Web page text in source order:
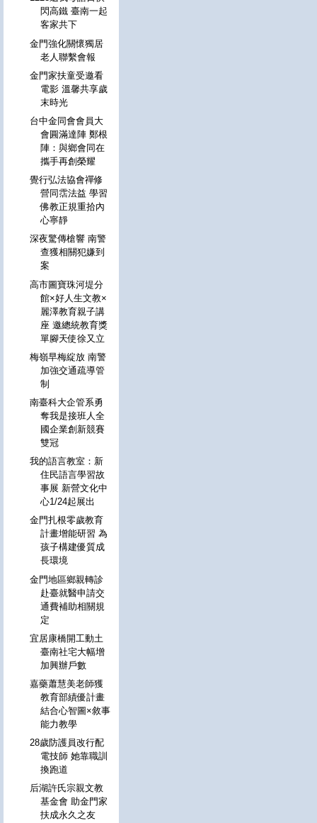
閃高鐵 臺南一起
客家共下
金門強化關懷獨居
老人聯繫會報
金門家扶童受邀看
電影 溫馨共享歲
末時光
台中金同會會員大
會圓滿達陣 鄭根
陣：與鄉會同在
攜手再創榮耀
覺行弘法協會禪修
營同霑法益 學習
佛教正規重拾內
心寧靜
深夜驚傳槍響 南警
查獲相關犯嫌到
案
高市圖寶珠河堤分
館×好人生文教×
麗澤教育親子講
座 邀總統教育獎
單腳天使徐又立
梅嶺早梅綻放 南警
加強交通疏導管
制
南臺科大企管系勇
奪我是接班人全
國企業創新競賽
雙冠
我的語言教室：新
住民語言學習故
事展 新營文化中
心1/24起展出
金門扎根零歲教育
計畫增能研習 為
孩子構建優質成
長環境
金門地區鄉親轉診
赴臺就醫申請交
通費補助相關規
定
宜居康橋開工動土
臺南社宅大幅增
加興辦戶數
嘉藥蕭慧美老師獲
教育部績優計畫
結合心智圖×敘事
能力教學
28歲防護員改行配
電技師 她靠職訓
換跑道
后湖許氏宗親文教
基金會 助金門家
扶成永久之友